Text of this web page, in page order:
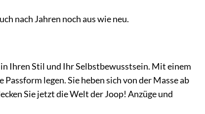
nach Jahren noch aus wie neu.
Ihren Stil und Ihr Selbstbewusstsein. Mit einem
legen. Sie heben sich von der Masse ab
Sie jetzt die Welt der Joop! Anzüge und